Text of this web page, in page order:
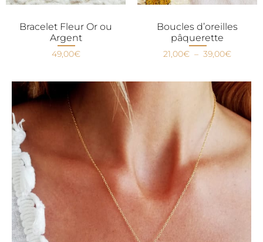
Bracelet Fleur Or ou
Argent
49,00€
Boucles d’oreilles
pâquerette
21,00€ – 39,00€